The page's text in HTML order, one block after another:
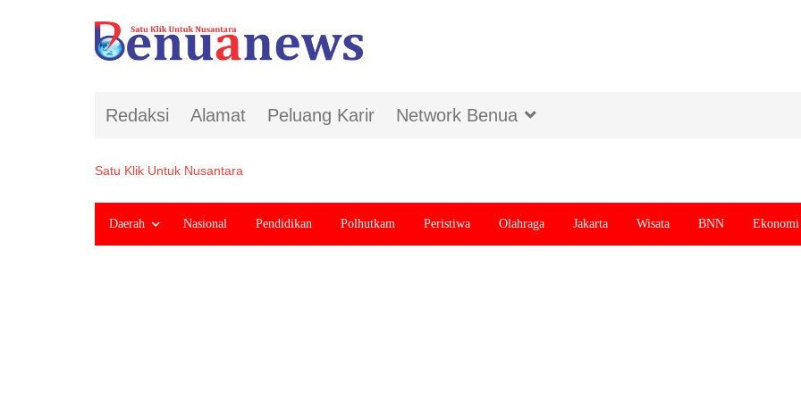
Redaksi Alamat Peluang Karir Network Benua
Satu Klik Untuk Nusantara
Daerah Nasional Pendidikan Polhutkam Peristiwa Olahraga Jakarta Wisata BNN Ekonomi